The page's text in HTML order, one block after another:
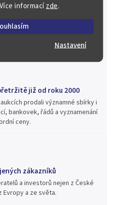
Více informacízde.
Nastavení
za nejlepší ceny
se Vám bude plně věnovat.
materiálu, prodáme v naší
kam investovat.
již od roku 2000
prodali významné sbírky i
bankovek, řádů a vyznamenání
ceny.
zákazníků
a investorů nejen z České
Evropy a ze světa.